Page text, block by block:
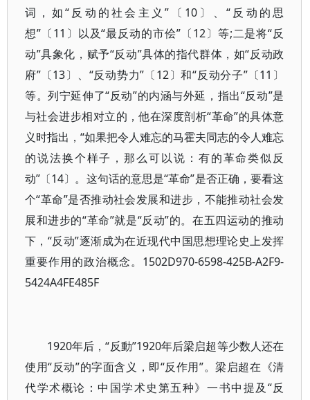
词，如“反动的社会主义”〔10〕、“反动的思
想”〔11〕以及“最反动的市侩”〔12〕等;二是将“反
动”具象化，赋予“反动”具体的指代群体，如“反动政
府”〔13〕、“反动势力”〔12〕和“反动分子”〔11〕
等。列宁延伸了“反动”的内涵与外延，指出“反动”是
与社会进步相对立的，他在深度剖析“革命”的具体意
义时指出，“如果把令人难忘的马霍夫同志的令人难忘
的说法换个样子，那么可以说：有的革命类似反
动”〔14〕。这句话的意思是“革命”是否正确，要看这
个“革命”是否推动社会发展和进步，不能推动社会发
展和进步的“革命”就是“反动”的。在五四运动的推动
下，“反动”逐渐成为在近现代中国思想理论史上发挥
重要作用的政治概念。1502D970-6598-425B-A2F9-
5424A4FE485F
1920年后，“反動”1920年后梁启超等少数人还在
使用“反动”的字面含义，即“反作用”。梁启超在《清
代学术概论：中国学术史第五种》一书中提及“反